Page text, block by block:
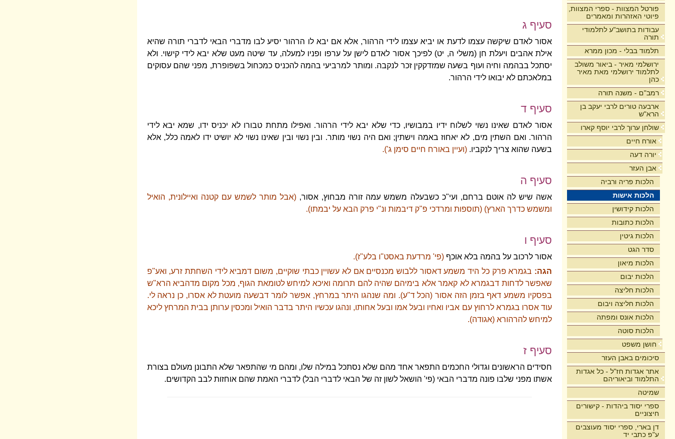
פורטל המצוות - ספרי המצוות,
פיוטי האזהרות ומאמרים
עבודות בתושב"ע לתלמודי
תורה
תלמוד בבלי - מכון ממרא
ירושלמי מאיר - ביאור משולב
לתלמוד ירושלמי מאת מאיר
כהן
רמב"ם - משנה תורה
ארבעה טורים לרבי יעקב בן
הרא"ש
שולחן ערוך לרבי יוסף קארו
אורח חיים
יורה דעה
אבן העזר
הלכות פריה ורביה
הלכות אישות
הלכות קידושין
הלכות כתובות
הלכות גיטין
סדר הגט
הלכות מיאון
הלכות יבום
הלכות חליצה
הלכות חליצה ויבום
הלכות אונס ומפתה
הלכות סוטה
חושן משפט
סיכומים באבן העזר
אתר אגדות חז"ל - כל אגדות
התלמוד וביאוריהם
שמיטה
ספרי יסוד ביהדות - קישורים
חיצוניים
דן בארי, ספרי יסוד מעוצבים
ע"פ כתבי יד
סעיף ג
אסור לאדם שיקשה עצמו לדעת או יביא עצמו לידי הרהור, אלא אם יבא לו הרהור יסיע לבו מדברי הבאי לדברי תורה שהיא
אילת אהבים ויעלת חן (משלי ה, יט) לפיכך אסור לאדם לישן על ערפו ופניו למעלה, עד שיטה מעט שלא יבא לידי קישוי. ולא
יסתכל בבהמה וחיה ועוף בשעה שמזדקקין זכר לנקבה. ומותר למרביעי בהמה להכניס כמכחול בשפופרת, מפני שהם עסוקים
במלאכתם לא יבואו לידי הרהור.
סעיף ד
אסור לאדם שאינו נשוי לשלוח ידיו במבושיו, כדי שלא יבא לידי הרהור. ואפילו מתחת טבורו לא יכניס ידו, שמא יבא לידי
הרהור. ואם השתין מים, לא יאחוז באמה וישתין; ואם היה נשוי מותר. ובין נשוי ובין שאינו נשוי לא יושיט ידו לאמה כלל, אלא
בשעה שהוא צריך לנקביו. (ועיין באורח חיים סימן ג').
סעיף ה
אשה שיש לה אוטם ברחם, ועי"כ כשבעלה משמש עמה זורה מבחוץ, אסור, (אבל מותר לשמש עם קטנה ואיילונית, הואיל
ומשמש כדרך הארץ) (תוספות ומרדכי פ"ק דיבמות ונ"י פרק הבא על יבמתו).
סעיף ו
אסור לרכוב על בהמה בלא אוכף (פי' מרדעת באסט"ו בלע"ז).
הגה: בגמרא פרק כל היד משמע דאסור ללבוש מכנסיים אם לא עשויין כבתי שוקיים, משום דמביא לידי השחתת זרע, ואע"פ
שאפשר לדחות דבגמרא לא קאמר אלא בימיהם שהיה להם תרומה ואיכא למיחש לטומאת הגוף, מכל מקום מדהביא הרא"ש
בפסקיו משמע דאף בזמן הזה אסור (הכל ד"ע). ומה שנהגו היתר במרחץ, אפשר לומר דבשעה מועטת לא אסרו, כן נראה לי.
עוד אסרו בגמרא לרחוץ עם אביו ואחיו ובעל אמו ובעל אחותו, ונהגו עכשיו היתר בדבר הואיל ומכסין ערותן בבית המרחץ ליכא
למיחש להרהורא (אגודה).
סעיף ז
חסידים הראשונים וגדולי החכמים התפאר אחד מהם שלא נסתכל במילה שלו, ומהם מי שהתפאר שלא התבונן מעולם בצורת
אשתו מפני שלבו פונה מדברי הבאי (פי' הושאל לשון זה של הבאי לדברי הבל) לדברי האמת שהם אוחזות לבב הקדושים.